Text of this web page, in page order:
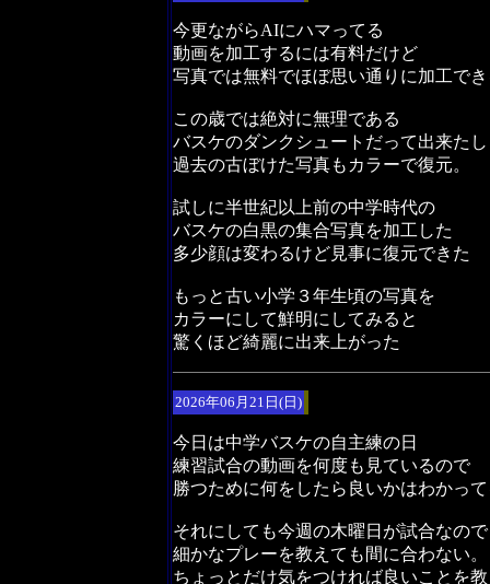
今更ながらAIにハマってる
動画を加工するには有料だけど
写真では無料でほぼ思い通りに加工で
この歳では絶対に無理である
バスケのダンクシュートだって出来たし
過去の古ぼけた写真もカラーで復元。
試しに半世紀以上前の中学時代の
バスケの白黒の集合写真を加工した
多少顔は変わるけど見事に復元できた
もっと古い小学３年生頃の写真を
カラーにして鮮明にしてみると
驚くほど綺麗に出来上がった
2026年06月21日(日)
今日は中学バスケの自主練の日
練習試合の動画を何度も見ているので
勝つために何をしたら良いかはわかっ
それにしても今週の木曜日が試合なので
細かなプレーを教えても間に合わない。
ちょっとだけ気をつければ良いことを